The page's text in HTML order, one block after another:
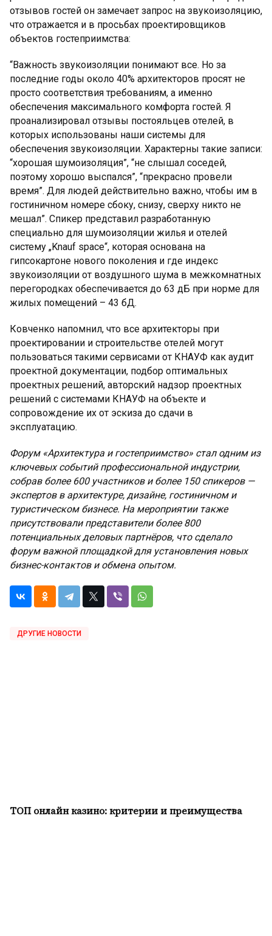
отзывов гостей он замечает запрос на звукоизоляцию,
что отражается и в просьбах проектировщиков
объектов гостеприимства:
“Важность звукоизоляции понимают все. Но за
последние годы около 40% архитекторов просят не
просто соответствия требованиям, а именно
обеспечения максимального комфорта гостей. Я
проанализировал отзывы постояльцев отелей, в
которых использованы наши системы для
обеспечения звукоизоляции. Характерны такие записи:
“хорошая шумоизоляция”, “не слышал соседей,
поэтому хорошо выспался”, “прекрасно провели
время”. Для людей действительно важно, чтобы им в
гостиничном номере сбоку, снизу, сверху никто не
мешал”. Спикер представил разработанную
специально для шумоизоляции жилья и отелей
систему „Knauf space“, которая основана на
гипсокартоне нового поколения и где индекс
звукоизоляции от воздушного шума в межкомнатных
перегородках обеспечивается до 63 дБ при норме для
жилых помещений – 43 бД.
Ковченко напомнил, что все архитекторы при
проектировании и строительстве отелей могут
пользоваться такими сервисами от КНАУФ как аудит
проектной документации, подбор оптимальных
проектных решений, авторский надзор проектных
решений с системами КНАУФ на объекте и
сопровождение их от эскиза до сдачи в
эксплуатацию.
Форум «Архитектура и гостеприимство» стал одним из
ключевых событий профессиональной индустрии,
собрав более 600 участников и более 150 спикеров —
экспертов в архитектуре, дизайне, гостиничном и
туристическом бизнесе. На мероприятии также
присутствовали представители более 800
потенциальных деловых партнёров, что сделало
форум важной площадкой для установления новых
бизнес-контактов и обмена опытом.
ДРУГИЕ НОВОСТИ
ТОП онлайн казино: критерии и преимущества